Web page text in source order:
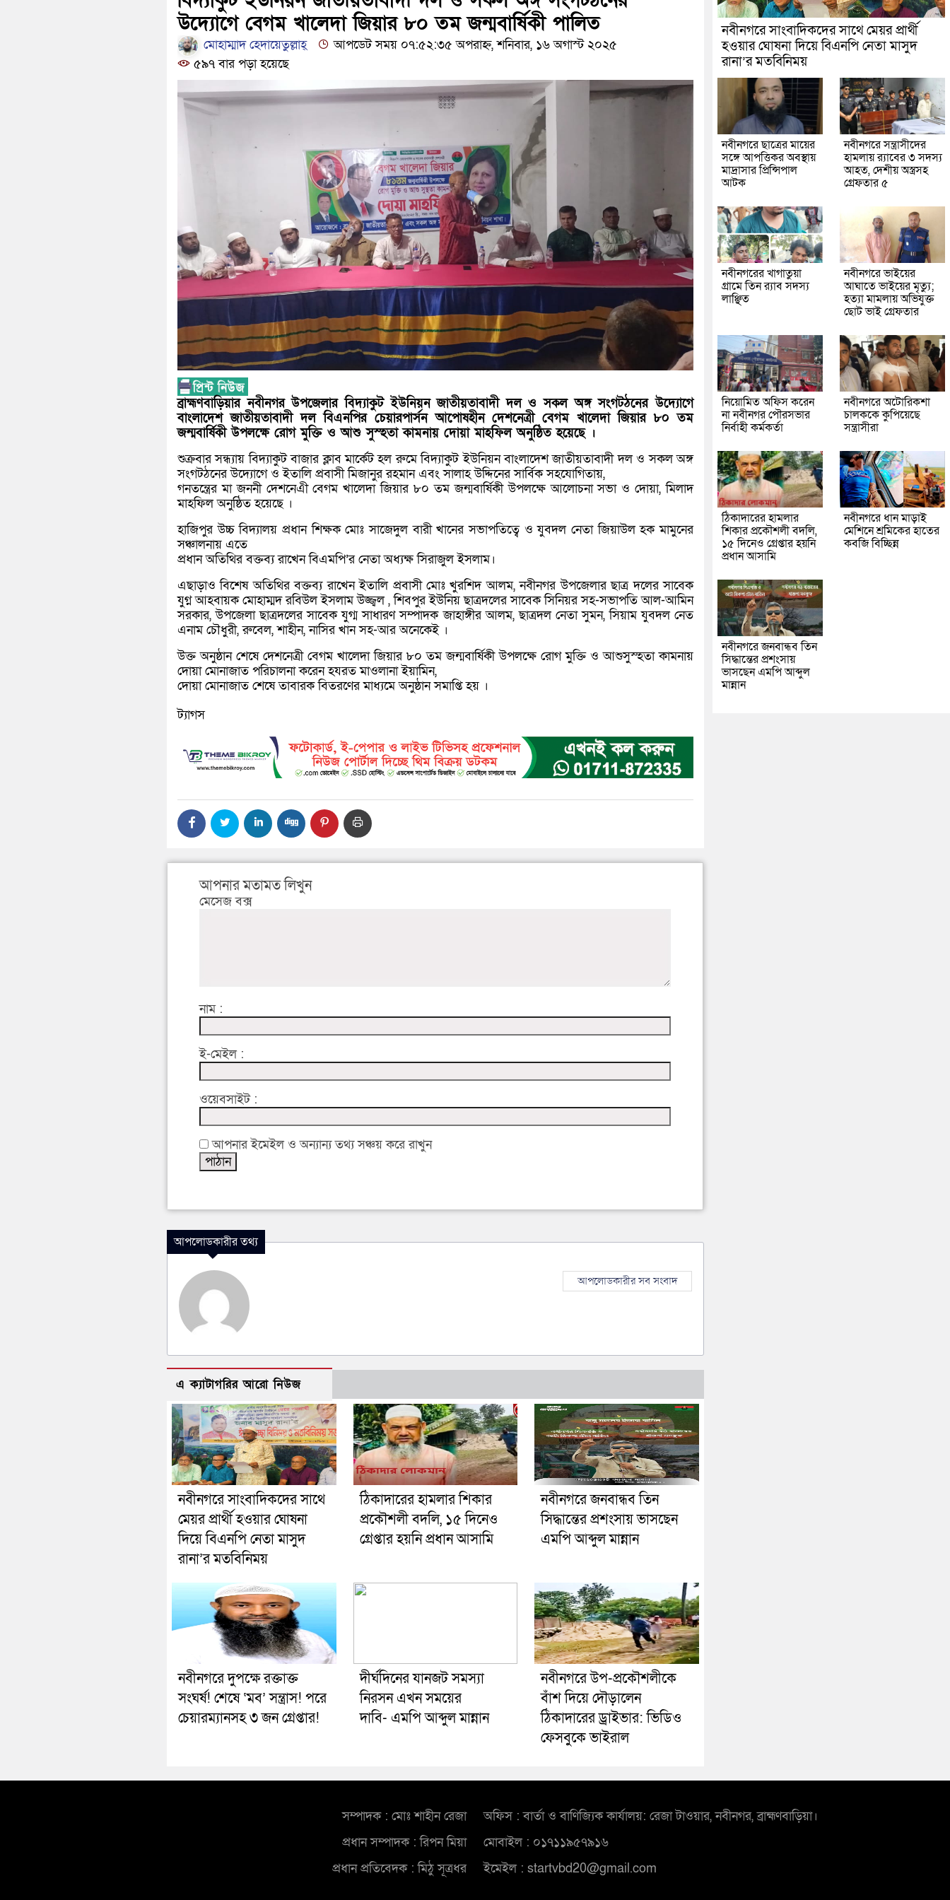
উদ্যোগে বেগম খালেদা জিয়ার ৮০ তম জন্মবার্ষিকী পালিত
মোহাম্মাদ হেদায়েতুল্লাহ্
আপডেট সময় ০৭:৫২:৩৫ অপরাহ্ন, শনিবার, ১৬ অগাস্ট ২০২৫
৫৯৭ বার পড়া হয়েছে
ব্রাহ্মণবাড়িয়ার নবীনগর উপজেলার বিদ্যাকুট ইউনিয়ন জাতীয়তাবাদী দল ও সকল অঙ্গ সংগটঠনের উদ্যোগে
বাংলাদেশ জাতীয়তাবাদী দল বিএনপির চেয়ারপার্সন আপোষহীন দেশনেত্রী বেগম খালেদা জিয়ার ৮০ তম
জন্মবার্ষিকী উপলক্ষে রোগ মুক্তি ও আশু সুস্হতা কামনায় দোয়া মাহফিল অনুষ্ঠিত হয়েছে ।
শুক্রবার সন্ধ্যায় বিদ্যাকুট বাজার ক্লাব মার্কেট হল রুমে বিদ্যাকুট ইউনিয়ন বাংলাদেশ জাতীয়তাবাদী দল ও সকল অঙ্গ
সংগটঠনের উদ্যোগে ও ইতালি প্রবাসী মিজানুর রহমান এবং সালাহ উদ্দিনের সার্বিক সহযোগিতায়,
গনতন্ত্রের মা জননী দেশনেএী বেগম খালেদা জিয়ার ৮০ তম জন্মবার্ষিকী উপলক্ষে আলোচনা সভা ও দোয়া, মিলাদ
মাহফিল অনুষ্ঠিত হয়েছে ।
হাজিপুর উচ্চ বিদ্যালয় প্রধান শিক্ষক মোঃ সাজেদুল বারী খানের সভাপতিত্বে ও যুবদল নেতা জিয়াউল হক মামুনের
সঞ্চালনায় এতে
প্রধান অতিথির বক্তব্য রাখেন বিএমপি’র নেতা অধ্যক্ষ সিরাজুল ইসলাম।
এছাড়াও বিশেষ অতিথির বক্তব্য রাখেন ইতালি প্রবাসী মোঃ খুরশিদ আলম, নবীনগর উপজেলার ছাত্র দলের সাবেক
যুগ্ন আহবায়ক মোহাম্মদ রবিউল ইসলাম উজ্জ্বল , শিবপুর ইউনিয় ছাত্রদলের সাবেক সিনিয়র সহ-সভাপতি আল-আমিন
সরকার, উপজেলা ছাত্রদলের সাবেক যুগ্ম সাধারণ সম্পাদক জাহাঙ্গীর আলম, ছাত্রদল নেতা সুমন, সিয়াম যুবদল নেত
এনাম চৌধুরী, রুবেল, শাহীন, নাসির খান সহ-আর অনেকেই ।
উক্ত অনুষ্ঠান শেষে দেশনেত্রী বেগম খালেদা জিয়ার ৮০ তম জন্মবার্ষিকী উপলক্ষে রোগ মুক্তি ও আশুসুস্হতা কামনায়
দোয়া মোনাজাত পরিচালনা করেন হযরত মাওলানা ইয়ামিন,
দোয়া মোনাজাত শেষে তাবারক বিতরণের মাধ্যমে অনুষ্ঠান সমাপ্তি হয় ।
ট্যাগস
আপনার মতামত লিখুন
মেসেজ বক্স
নাম :
ই-মেইল :
ওয়েবসাইট :
আপনার ইমেইল ও অন্যান্য তথ্য সঞ্চয় করে রাখুন
আপলোডকারীর তথ্য
আপলোডকারীর সব সংবাদ
এ ক্যাটাগরির আরো নিউজ
নবীনগরে সাংবাদিকদের সাথে
মেয়র প্রার্থী হওয়ার ঘোষনা
দিয়ে বিএনপি নেতা মাসুদ
রানা’র মতবিনিময়
ঠিকাদারের হামলার শিকার
প্রকৌশলী বদলি, ১৫ দিনেও
গ্রেপ্তার হয়নি প্রধান আসামি
নবীনগরে জনবান্ধব তিন
সিদ্ধান্তের প্রশংসায় ভাসছেন
এমপি আব্দুল মান্নান
নবীনগরে দুপক্ষে রক্তাক্ত
সংঘর্ষ! শেষে ‘মব’ সন্ত্রাস! পরে
চেয়ারম্যানসহ ৩ জন গ্রেপ্তার!
দীর্ঘদিনের যানজট সমস্যা
নিরসন এখন সময়ের
দাবি- এমপি আব্দুল মান্নান
নবীনগরে উপ-প্রকৌশলীকে
বাঁশ দিয়ে দৌড়ালেন
ঠিকাদারের ড্রাইভার: ভিডিও
ফেসবুকে ভাইরাল
নবীনগরে সাংবাদিকদের সাথে মেয়র প্রার্থী
হওয়ার ঘোষনা দিয়ে বিএনপি নেতা মাসুদ
রানা’র মতবিনিময়
নবীনগরে ছাত্রের মায়ের
সঙ্গে আপত্তিকর অবস্থায়
মাদ্রাসার প্রিন্সিপাল
আটক
নবীনগরে সন্ত্রাসীদের
হামলায় র‍্যাবের ৩ সদস্য
আহত, দেশীয় অস্ত্রসহ
গ্রেফতার ৫
নবীনগরের খাগাতুয়া
গ্রামে তিন র‍্যাব সদস্য
লাঞ্ছিত
নবীনগরে ভাইয়ের
আঘাতে ভাইয়ের মৃত্যু;
হত্যা মামলায় অভিযুক্ত
ছোট ভাই গ্রেফতার
নিয়োমিত অফিস করেন
না নবীনগর পৌরসভার
নির্বাহী কর্মকর্তা
নবীনগরে অটোরিকশা
চালককে কুপিয়েছে
সন্ত্রাসীরা
ঠিকাদারের হামলার
শিকার প্রকৌশলী বদলি,
১৫ দিনেও গ্রেপ্তার হয়নি
প্রধান আসামি
নবীনগরে ধান মাড়াই
মেশিনে শ্রমিকের হাতের
কবজি বিচ্ছিন্ন
নবীনগরে জনবান্ধব তিন
সিদ্ধান্তের প্রশংসায়
ভাসছেন এমপি আব্দুল
মান্নান
সম্পাদক : মোঃ শাহীন রেজা
প্রধান সম্পাদক : রিপন মিয়া
প্রধান প্রতিবেদক : মিঠু সূত্রধর
অফিস : বার্তা ও বাণিজ্যিক কার্যালয়: রেজা টাওয়ার, নবীনগর, ব্রাহ্মণবাড়িয়া।
মোবাইল : ০১৭১১৯৫৭৯১৬
ইমেইল : startvbd20@gmail.com